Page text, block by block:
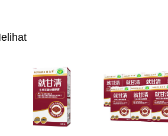
pembayaran selepas pengesahan SMS.
anda akan menerima SMS pembayaran
menerima pemberitahuan tolak aplikasi
apabila anda menerima produk. Sila buat
serbaneka utama, ATM atau perbankan
pembayaran atau pemberitahuan tolak aplikasi
percuma untuk pesanan